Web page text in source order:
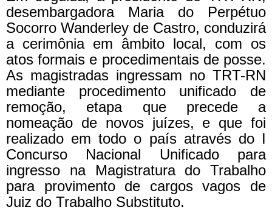
desembargadora Maria do Perpétuo
Socorro Wanderley de Castro, conduzirá
a cerimônia em âmbito local, com os
atos formais e procedimentais de posse.
As magistradas ingressam no TRT-RN
mediante procedimento unificado de
remoção, etapa que precede a
nomeação de novos juízes, e que foi
realizado em todo o país através do I
Concurso Nacional Unificado para
ingresso na Magistratura do Trabalho
para provimento de cargos vagos de
Juiz do Trabalho Substituto.